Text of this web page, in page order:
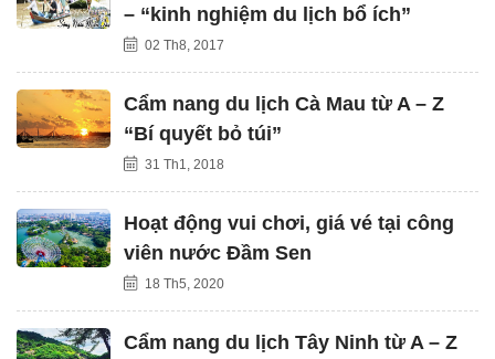
– “kinh nghiệm du lịch bổ ích”
02 Th8, 2017
Cẩm nang du lịch Cà Mau từ A – Z
“Bí quyết bỏ túi”
31 Th1, 2018
Hoạt động vui chơi, giá vé tại công
viên nước Đầm Sen
18 Th5, 2020
Cẩm nang du lịch Tây Ninh từ A – Z